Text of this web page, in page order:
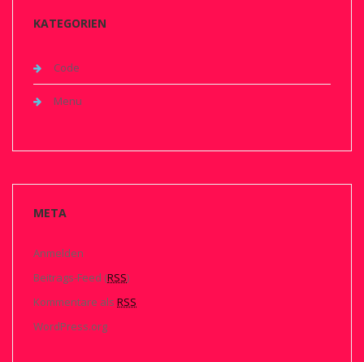
KATEGORIEN
Code
Menu
META
Anmelden
Beitrags-Feed (RSS)
Kommentare als RSS
WordPress.org